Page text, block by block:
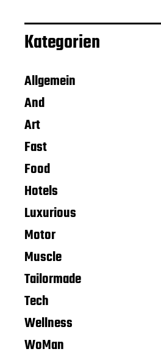
Kategorien
Allgemein
And
Art
Fast
Food
Hotels
Luxurious
Motor
Muscle
Tailormade
Tech
Wellness
WoMan